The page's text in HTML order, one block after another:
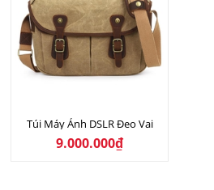
Túi Máy Ảnh DSLR Đeo Vai
9.000.000₫